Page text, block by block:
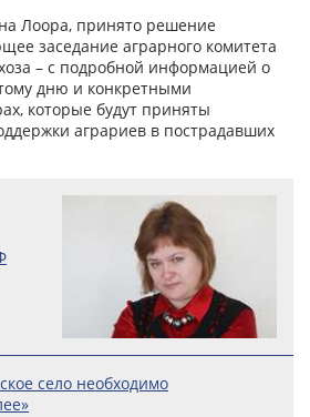
Лоора, принято решение
заседание аграрного комитета
– с подробной информацией о
дню и конкретными
которые будут приняты
аграриев в пострадавших
село необходимо